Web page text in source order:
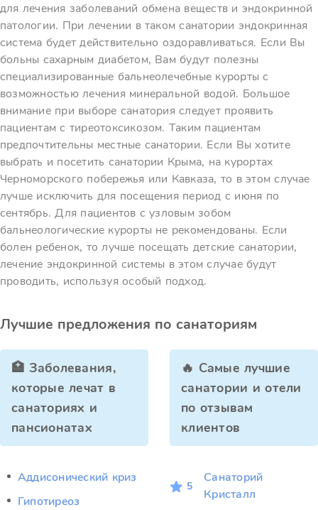
для лечения заболеваний обмена веществ и эндокринной
патологии. При лечении в таком санатории эндокринная
система будет действительно оздоравливаться. Если Вы
больны сахарным диабетом, Вам будут полезны
специализированные бальнеолечебные курорты с
возможностью лечения минеральной водой. Большое
внимание при выборе санатория следует проявить
пациентам с тиреотоксикозом. Таким пациентам
предпочтительны местные санатории. Если Вы хотите
выбрать и посетить санатории Крыма, на курортах
Черноморского побережья или Кавказа, то в этом случае
лучше исключить для посещения период с июня по
сентябрь. Для пациентов с узловым зобом
бальнеологические курорты не рекомендованы. Если
болен ребенок, то лучше посещать детские санатории,
лечение эндокринной системы в этом случае будут
проводить, используя особый подход.
Лучшие предложения по санаториям
🏥 Заболевания,
которые лечат в
санаториях и
пансионатах
Аддисонический криз
Гипотиреоз
🔥 Самые лучшие
санатории и отели
по отзывам
клиентов
5
Санаторий
Кристалл